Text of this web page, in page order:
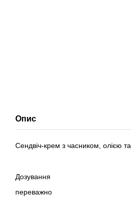
Опис
Сендвіч-крем з часником, олією
Дозування
переважно